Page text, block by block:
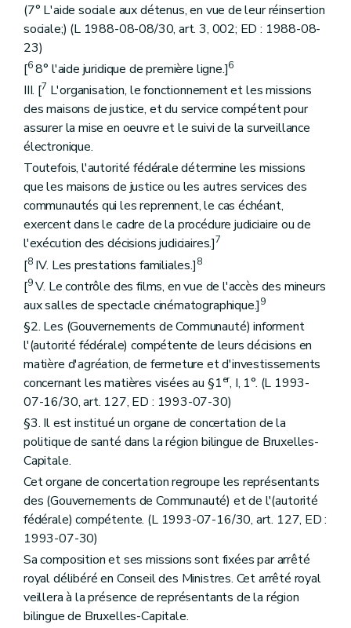
(7° L'aide sociale aux détenus, en vue de leur réinsertion
sociale;) (L 1988-08-08/30, art. 3, 002; ED : 1988-08-
23)
[68° l'aide juridique de première ligne.]6
III. [7 L'organisation, le fonctionnement et les missions
des maisons de justice, et du service compétent pour
assurer la mise en oeuvre et le suivi de la surveillance
électronique.
Toutefois, l'autorité fédérale détermine les missions
que les maisons de justice ou les autres services des
communautés qui les reprennent, le cas échéant,
exercent dans le cadre de la procédure judiciaire ou de
l'exécution des décisions judiciaires.]7
[8IV. Les prestations familiales.]8
[9V. Le contrôle des films, en vue de l'accès des mineurs
aux salles de spectacle cinématographique.]9
§2. Les (Gouvernements de Communauté) informent
l'(autorité fédérale) compétente de leurs décisions en
matière d'agréation, de fermeture et d'investissements
concernant les matières visées au §1er, I, 1°. (L 1993-
07-16/30, art. 127, ED : 1993-07-30)
§3. Il est institué un organe de concertation de la
politique de santé dans la région bilingue de Bruxelles-
Capitale.
Cet organe de concertation regroupe les représentants
des (Gouvernements de Communauté) et de l'(autorité
fédérale) compétente. (L 1993-07-16/30, art. 127, ED :
1993-07-30)
Sa composition et ses missions sont fixées par arrêté
royal délibéré en Conseil des Ministres. Cet arrêté royal
veillera à la présence de représentants de la région
bilingue de Bruxelles-Capitale.